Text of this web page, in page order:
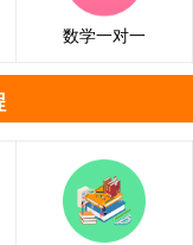
数学一对一